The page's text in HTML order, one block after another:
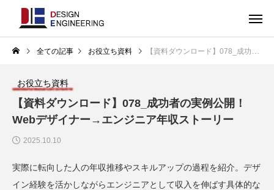
全ての記事 お役立ち資料 【資料ダウンロード】078_成功者の実例公開！Webデザイナー→エンジニア年収ストーリー
お役立ち資料
【資料ダウンロード】078_成功者の実例公開！
Webデザイナー→エンジニア年収ストーリー
2025.10.10
実際に転向した人の年収推移やスキルアップの過程を紹介。デザ
イン経験を活かしながらエンジニアとして収入を伸ばす具体的な